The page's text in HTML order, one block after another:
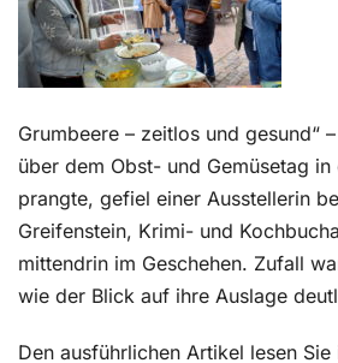
Grumbeere – zeitlos und gesund“
über dem Obst- und Gemüsetag in
prangte, gefiel einer Ausstellerin
Greifenstein, Krimi- und
mittendrin im Geschehen. Zufall
wie der Blick auf ihre Auslage
Den ausführlichen Artikel lesen